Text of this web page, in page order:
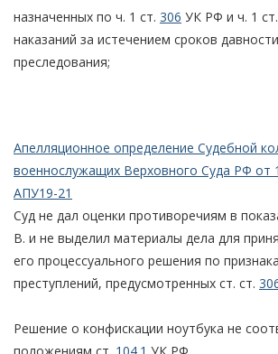
назначенных по ч. 1 ст. 306 УК РФ и ч. 1 ст.
наказаний за истечением сроков
преследования;
Апелляционное определение Судебной
военнослужащих Верховного Суда РФ от
АПУ19-21
Суд не дал оценки противоречиям в
В. и не выделил материалы дела для
его процессуального решения по
преступлений, предусмотренных ст. ст.
Решение о конфискации ноутбука не
положениям ст. 104.1 УК РФ.